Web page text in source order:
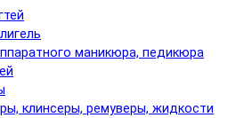
маникюра, педикюра
клинсеры, ремуверы, жидкости